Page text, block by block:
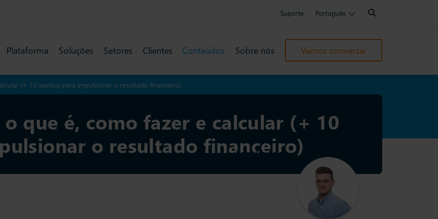
Suporte Português
Search:
Plataforma Soluções Setores Clientes Conteúdos Sobre nós Vamos conversar
(+ 10 pontos para impulsionar o resultado financeiro)
que é, como fazer e calcular (+ 10
o resultado financeiro)
Sam Phipps